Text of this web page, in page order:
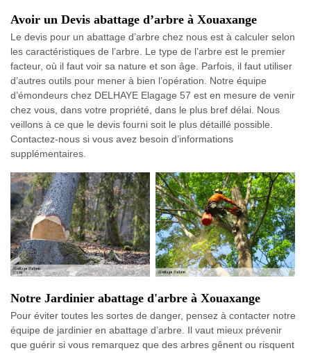
Avoir un Devis abattage d’arbre à Xouaxange
Le devis pour un abattage d’arbre chez nous est à calculer selon
les caractéristiques de l’arbre. Le type de l’arbre est le premier
facteur, où il faut voir sa nature et son âge. Parfois, il faut utiliser
d’autres outils pour mener à bien l’opération. Notre équipe
d’émondeurs chez DELHAYE Elagage 57 est en mesure de venir
chez vous, dans votre propriété, dans le plus bref délai. Nous
veillons à ce que le devis fourni soit le plus détaillé possible.
Contactez-nous si vous avez besoin d’informations
supplémentaires.
Notre Jardinier abattage d'arbre à Xouaxange
Pour éviter toutes les sortes de danger, pensez à contacter notre
équipe de jardinier en abattage d’arbre. Il vaut mieux prévenir
que guérir si vous remarquez que des arbres gênent ou risquent